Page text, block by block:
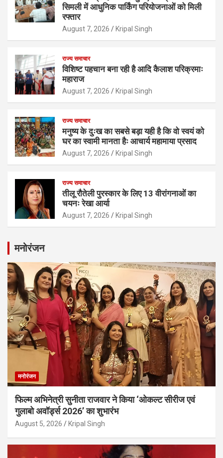
सिमली में आधुनिक पार्किंग परियोजनाओं को मिली
रफ्तार
August 7, 2026 Kripal Singh
राज्य समाचार
विशिष्ट पहचान बना रही है आदि कैलाश परिक्रमाः
महाराज
August 7, 2026 Kripal Singh
राज्य समाचार
मनुष्य के दुःख का सबसे बड़ा यही है कि वो स्वयं को
घर का स्वामी मानता हैः आचार्य महामाया प्रसाद
August 7, 2026 Kripal Singh
राज्य समाचार
तीलू रौतेली पुरस्कार के लिए 13 वीरांगनाओं का
चयनः रेखा आर्या
August 7, 2026 Kripal Singh
मनोरंजन
मनोरंजन
फिल्म अभिनेत्री सुनीता राजवार ने किया ‘ओकल्ट सीरीज एवं
गुलाबो अवॉर्ड्स 2026’ का शुभारंभ
August 5, 2026 Kripal Singh